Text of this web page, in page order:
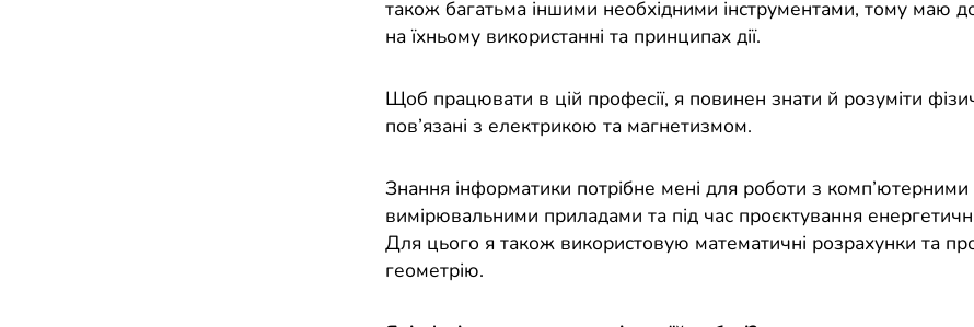
також багатьма іншими необхідними інструментами, тому маю
на їхньому використанні та принципах дії.
Щоб працювати в цій професії, я повинен знати й розуміти
пов’язані з електрикою та магнетизмом.
Знання інформатики потрібне мені для роботи з комп’ютерними
вимірювальними приладами та під час проєктування
Для цього я також використовую математичні розрахунки та
геометрію.